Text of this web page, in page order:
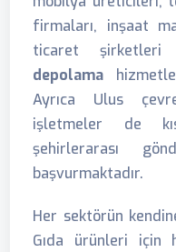
firmaları, inşaat
ticaret
depolama
Ayrıca Ulus
işletmeler de
şehirlerarası
başvurmaktadır.
Her sektörün
Gıda ürünleri için